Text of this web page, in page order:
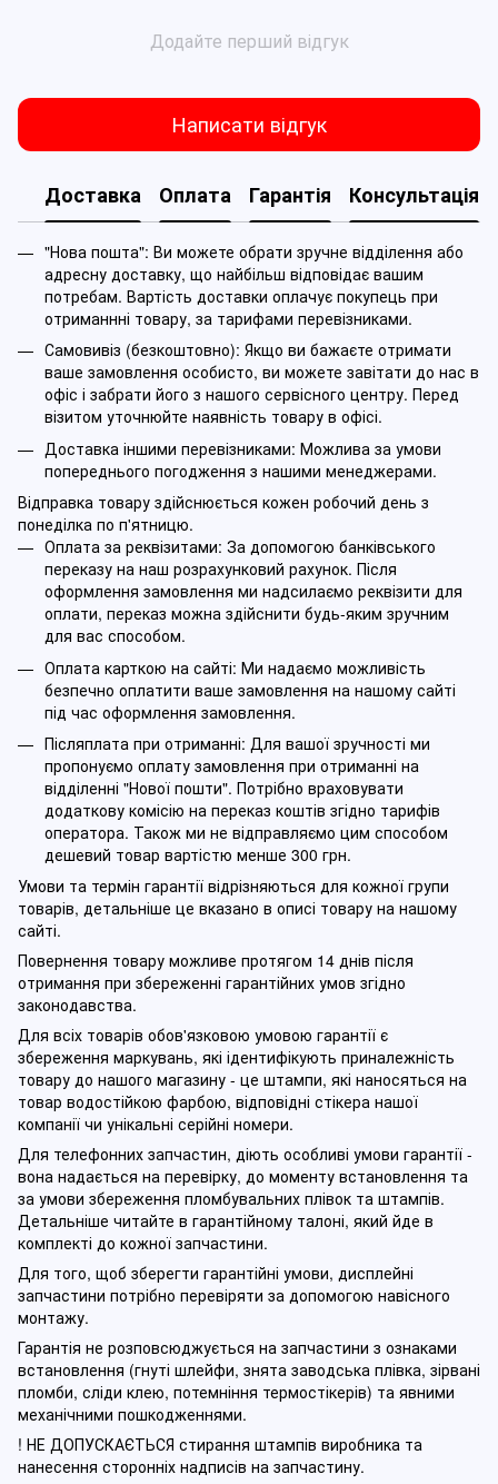
Додайте перший відгук
Написати відгук
Доставка Оплата Гарантія Консультація
"Нова пошта": Ви можете обрати зручне відділення або
адресну доставку, що найбільш відповідає вашим
потребам. Вартість доставки оплачує покупець при
отриманнні товару, за тарифами перевізниками.
Самовивіз (безкоштовно): Якщо ви бажаєте отримати
ваше замовлення особисто, ви можете завітати до нас в
офіс і забрати його з нашого сервісного центру. Перед
візитом уточнюйте наявність товару в офісі.
Доставка іншими перевізниками: Можлива за умови
попереднього погодження з нашими менеджерами.
Відправка товару здійснюється кожен робочий день з
понеділка по п'ятницю.
Оплата за реквізитами: За допомогою банківського
переказу на наш розрахунковий рахунок. Після
оформлення замовлення ми надсилаємо реквізити для
оплати, переказ можна здійснити будь-яким зручним
для вас способом.
Оплата карткою на сайті: Ми надаємо можливість
безпечно оплатити ваше замовлення на нашому сайті
під час оформлення замовлення.
Післяплата при отриманні: Для вашої зручності ми
пропонуємо оплату замовлення при отриманні на
відділенні "Нової пошти". Потрібно враховувати
додаткову комісію на переказ коштів згідно тарифів
оператора. Також ми не відправляємо цим способом
дешевий товар вартістю менше 300 грн.
Умови та термін гарантії відрізняються для кожної групи
товарів, детальніше це вказано в описі товару на нашому
сайті.
Повернення товару можливе протягом 14 днів після
отримання при збереженні гарантійних умов згідно
законодавства.
Для всіх товарів обов'язковою умовою гарантії є
збереження маркувань, які ідентифікують приналежність
товару до нашого магазину - це штампи, які наносяться на
товар водостійкою фарбою, відповідні стікера нашої
компанії чи унікальні серійні номери.
Для телефонних запчастин, діють особливі умови гарантії -
вона надається на перевірку, до моменту встановлення та
за умови збереження пломбувальних плівок та штампів.
Детальніше читайте в гарантійному талоні, який йде в
комплекті до кожної запчастини.
Для того, щоб зберегти гарантійні умови, дисплейні
запчастини потрібно перевіряти за допомогою навісного
монтажу.
Гарантія не розповсюджується на запчастини з ознаками
встановлення (гнуті шлейфи, знята заводська плівка, зірвані
пломби, сліди клею, потемніння термостікерів) та явними
механічними пошкодженнями.
! НЕ ДОПУСКАЄТЬСЯ стирання штампів виробника та
нанесення сторонніх надписів на запчастину.